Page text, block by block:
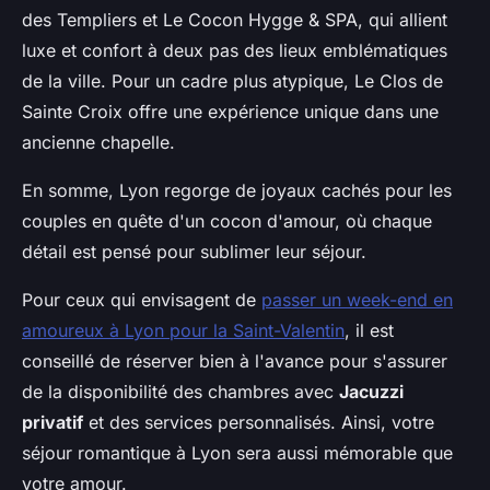
des Templiers et Le Cocon Hygge & SPA, qui allient
luxe et confort à deux pas des lieux emblématiques
de la ville. Pour un cadre plus atypique, Le Clos de
Sainte Croix offre une expérience unique dans une
ancienne chapelle.
En somme, Lyon regorge de joyaux cachés pour les
couples en quête d'un cocon d'amour, où chaque
détail est pensé pour sublimer leur séjour.
Pour ceux qui envisagent de passer un week-end en
amoureux à Lyon pour la Saint-Valentin, il est
conseillé de réserver bien à l'avance pour s'assurer
de la disponibilité des chambres avec Jacuzzi
privatif et des services personnalisés. Ainsi, votre
séjour romantique à Lyon sera aussi mémorable que
votre amour.